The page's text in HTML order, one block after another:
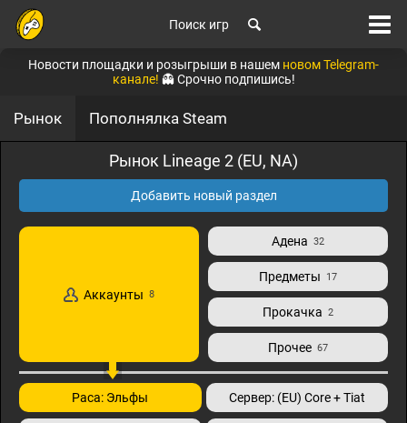
Поиск игр
Новости площадки и розыгрыши в нашем новом Telegram-
канале! 👻 Срочно подпишись!
Рынок Пополнялка Steam
Рынок Lineage 2 (EU, NA)
Добавить новый раздел
Аккаунты 8
Адена 32
Предметы 17
Прокачка 2
Прочее 67
Раса: Эльфы Сервер: (EU) Core + Tiat